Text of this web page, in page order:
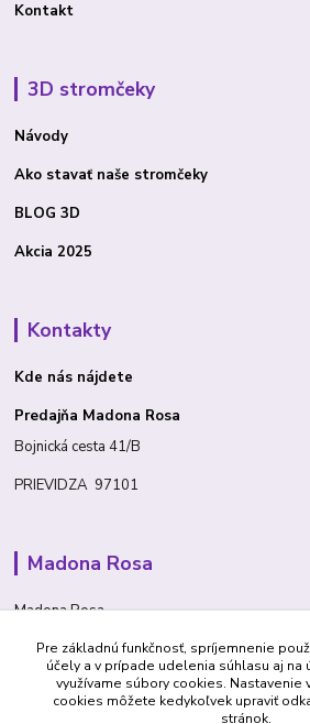
Kontakt
3D stromčeky
Návody
Ako stavať naše stromčeky
BLOG 3D
Akcia 2025
Kontakty
Kde nás nájdete
Predajňa Madona Rosa
Bojnická cesta 41/B
PRIEVIDZA 97101
Madona Rosa
Madona Rosa
Richard
+421 905 276 211
Pre základnú funkčnosť, spríjemnenie
účely a v prípade udelenia súhlasu aj na
využívame súbory cookies. Nastavenie
cookies môžete kedykoľvek upraviť
stránok.